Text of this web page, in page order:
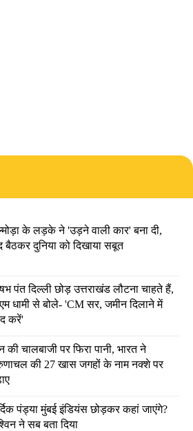
के लड़के ने 'उड़ने वाली कार' बना दी,
बैठकर दुनिया को दिखाया सबूत
पंत दिल्ली छोड़ उत्तराखंड लौटना चाहते हैं,
धामी से बोले- 'CM सर, जमीन दिलाने में
करें'
की चालबाजी पर फिरा पानी, भारत ने
की 27 खास जगहों के नाम नक्शे पर
पंड्या मुंबई इंडियंस छोड़कर कहां जाएंगे?
ने सब बता दिया